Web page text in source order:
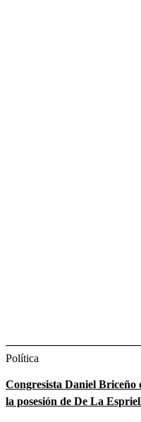
Política
Congresista Daniel Briceño
la posesión de De La